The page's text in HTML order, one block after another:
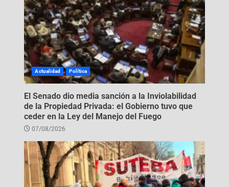
Actualidad Política
El Senado dio media sanción a la Inviolabilidad
de la Propiedad Privada: el Gobierno tuvo que
ceder en la Ley del Manejo del Fuego
07/08/2026